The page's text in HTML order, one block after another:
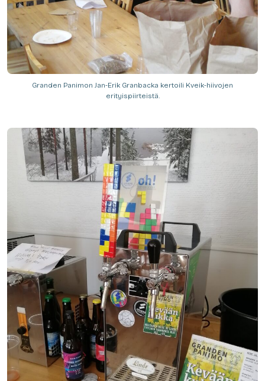
Granden Panimon Jan-Erik Granbacka kertoili Kveik-hiivojen
erityispiirteistä.